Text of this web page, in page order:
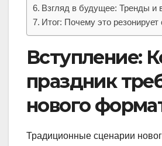
Взгляд в будущее: Тренды и
Итог: Почему это резонирует
Вступление:
праздник
нового
Традиционные сценарии